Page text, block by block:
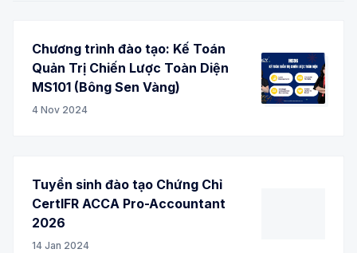
Chương trình đào tạo: Kế Toán
Quản Trị Chiến Lược Toàn Diện
MS101 (Bông Sen Vàng)
4 Nov 2024
Tuyển sinh đào tạo Chứng Chỉ
CertIFR ACCA Pro-Accountant
2026
14 Jan 2024